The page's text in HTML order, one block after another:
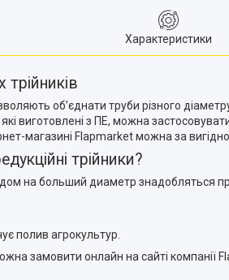
Характеристики
об’єднати труби різного
виготовлені з ПЕ, можна
магазині Flapmarket можна за
трійники?
на больший диаметр знадобляться
полив агрокультур.
замовити онлайн на сайті компанії